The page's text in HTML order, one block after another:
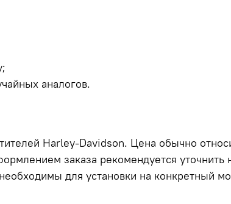
аналогов.
Harley-Davidson. Цена обычно
заказа рекомендуется уточнить
для установки на конкретный